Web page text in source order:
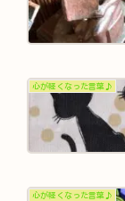
心が軽くなった言葉♪
心が軽くなった言葉♪